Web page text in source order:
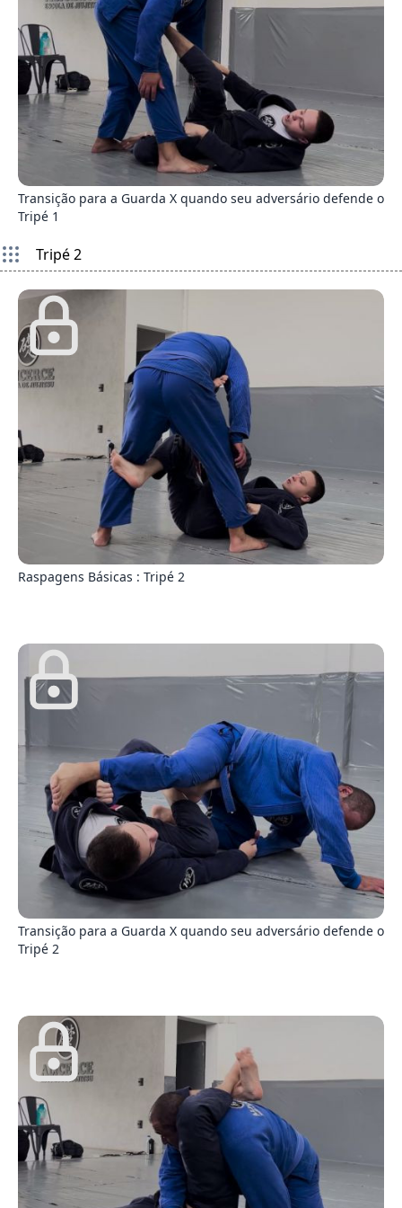
Transição para a Guarda X quando seu adversário defende o
Tripé 1
Tripé 2
Raspagens Básicas : Tripé 2
Transição para a Guarda X quando seu adversário defende o
Tripé 2